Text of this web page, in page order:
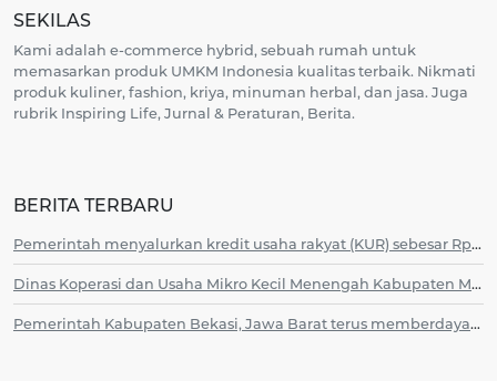
SEKILAS
Kami adalah e-commerce hybrid, sebuah rumah untuk
memasarkan produk UMKM Indonesia kualitas terbaik. Nikmati
produk kuliner, fashion, kriya, minuman herbal, dan jasa. Juga
rubrik Inspiring Life, Jurnal & Peraturan, Berita.
BERITA TERBARU
Pemerintah menyalurkan kredit usaha rakyat (KUR) sebesar Rp387,54 miliar pada semester I 2026 guna mendukung akses pembiayaan bagi pelaku usaha mikro, kecil, dan menengah (UMKM) di Provinsi Papua Barat dan Papua Barat Daya.
Dinas Koperasi dan Usaha Mikro Kecil Menengah Kabupaten Mimika, Papua Tengah melaksanakan Festival UMKM Mimika 2026 sebagai upaya mendorong penguatan ekonomi kerakyatan dan juga mempromosikan produk lokal melalui kegiatan itu.
Pemerintah Kabupaten Bekasi, Jawa Barat terus memberdayakan perempuan salah satunya lewat pameran Perkumpulan Srikandi Kreatif Indonesia (Persikindo) yang digelar sekaligus dalam rangka memperingati HUT ke-4 organisasi wanita tersebut.